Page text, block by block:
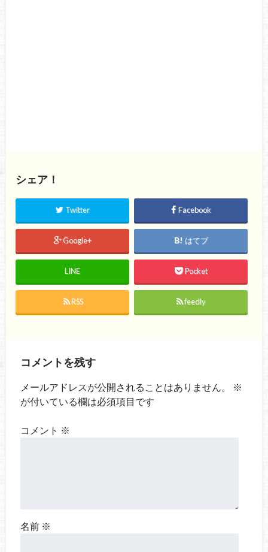
シェア！
Twitter Facebook
Google+ はてブ
LINE Pocket
RSS feedly
コメントを残す
メールアドレスが公開されることはありません。
※
が付いている欄は必須項目です
コメント ※
名前 ※